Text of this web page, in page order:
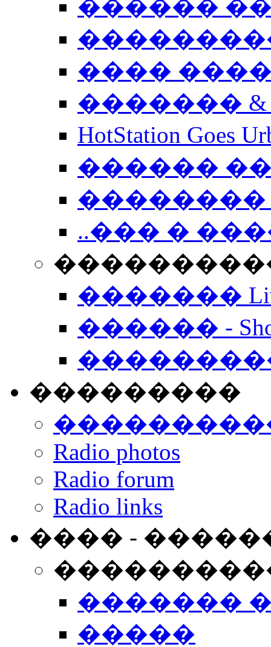
������
����
�������
HotStation
������
��������
..��� �
����������
�������
������ -
���������
Radio photos
Radio forum
Radio links
���� -
�������
�����